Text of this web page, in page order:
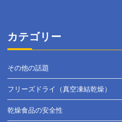
カテゴリー
その他の話題
フリーズドライ（真空凍結乾燥）
乾燥食品の安全性